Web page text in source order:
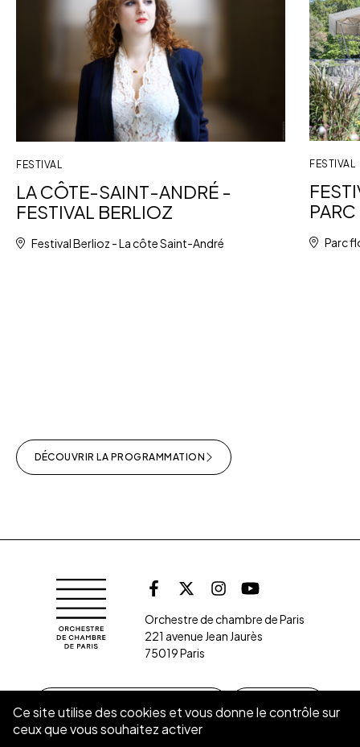
FESTIVAL
LA CÔTE-SAINT-ANDRÉ -
FESTIVAL BERLIOZ
Festival Berlioz - La côte Saint-André
FESTIVAL
Parc
DÉCOUVRIR LA PROGRAMMATION
Orchestre de chambre de Paris
Retrouvez
FacebookX (Twitter)
InstagramYoutube
Orchestre de chambre de Paris
221 avenue Jean Jaurès
75019 Paris
S’INSCRIRE À LA NEWSLETTER CONTACT
Ce site utilise des cookies et vous donne le contrôle sur
ceux que vous souhaitez activer